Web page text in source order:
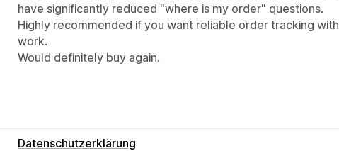
have significantly reduced "where is my order" questions.
Highly recommended if you want reliable order tracking
work.
Would definitely buy again.
Datenschutzerklärung